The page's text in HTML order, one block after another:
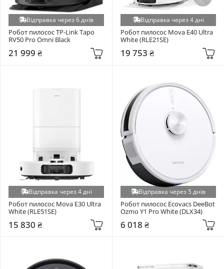
Відправка через 6 днів
Робот пилосос TP-Link Tapo
RV50 Pro Omni Black
21 999 ₴
Відправка через 4 дні
Робот пилосос Mova E40 Ultra
White (RLE21SE)
19 753 ₴
Відправка через 4 дні
Робот пилосос Mova E30 Ultra
White (RLE51SE)
15 830 ₴
Відправка через 5 днів
Робот пилосос Ecovacs DeeBot
Ozmo Y1 Pro White (DLX34)
6 018 ₴